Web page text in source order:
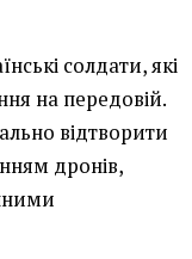
солдати, які
на передовій.
відтворити
дронів,